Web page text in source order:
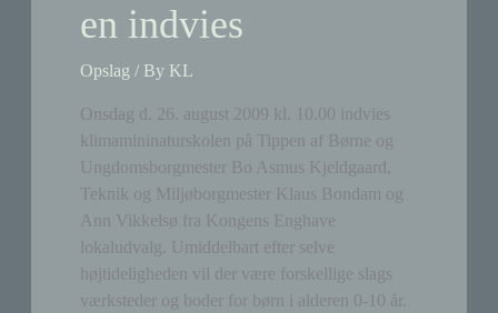
en indvies
Opslag / By KL
Onsdag d. 26. august 2009 kl. 10.00 indvies
klimamininaturskolen på Tippen af Børne og
Ungdomsborgmester Bo Asmus Kjeldgaard,
Teknik og Miljøborgmester Klaus Bondam og
Ann Vikkelsø fra Kongens Enghave
lokaludvalg. Umiddelbart efter selve
højtideligheden vil der være forskellige slags
værksteder og boder for børn i alderen 0-10 år.